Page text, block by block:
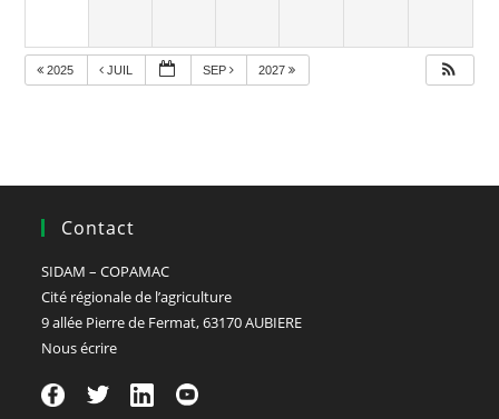
2025 JUIL SEP 2027
Contact
SIDAM – COPAMAC
Cité régionale de l’agriculture
9 allée Pierre de Fermat, 63170 AUBIERE
Nous écrire